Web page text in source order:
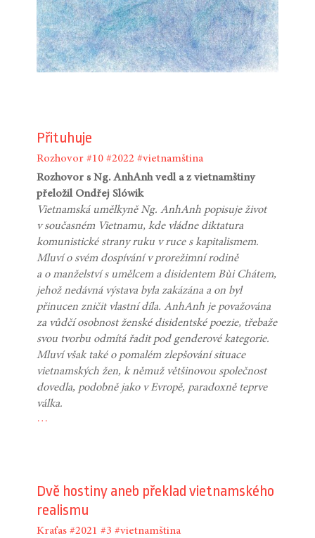
Přituhuje
Rozhovor #10 #2022 #vietnamština
Rozhovor s Ng. AnhAnh vedl a z vietnamštiny
přeložil Ondřej Slówik
Vietnamská umělkyně Ng. AnhAnh popisuje život
v současném Vietnamu, kde vládne diktatura
komunistické strany ruku v ruce s kapitalismem.
Mluví o svém dospívání v prorežimní rodině
a o manželství s umělcem a disidentem Bùi Chátem,
jehož nedávná výstava byla zakázána a on byl
přinucen zničit vlastní díla. AnhAnh je považována
za vůdčí osobnost ženské disidentské poezie, třebaže
svou tvorbu odmítá řadit pod genderové kategorie.
Mluví však také o pomalém zlepšování situace
vietnamských žen, k němuž většinovou společnost
dovedla, podobně jako v Evropě, paradoxně teprve
válka.
…
Dvě hostiny aneb překlad vietnamského
realismu
Kraťas #2021 #3 #vietnamština